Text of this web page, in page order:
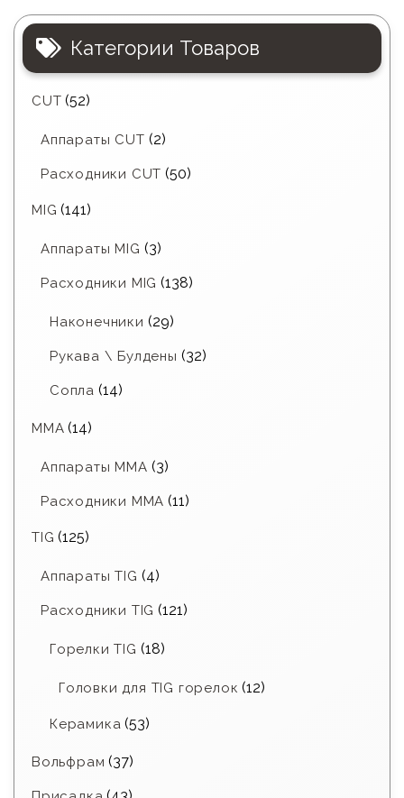
Категории Товаров
CUT (52)
Аппараты CUT (2)
Расходники CUT (50)
MIG (141)
Аппараты MIG (3)
Расходники MIG (138)
Наконечники (29)
Рукава \ Булдены (32)
Сопла (14)
MMA (14)
Аппараты MMA (3)
Расходники ММА (11)
TIG (125)
Аппараты TIG (4)
Расходники TIG (121)
Горелки TIG (18)
Головки для TIG горелок (12)
Керамика (53)
Вольфрам (37)